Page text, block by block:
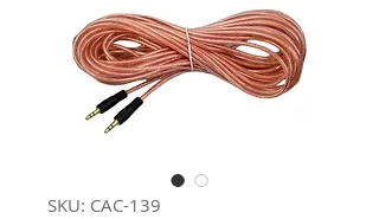
SKU: CAC-139